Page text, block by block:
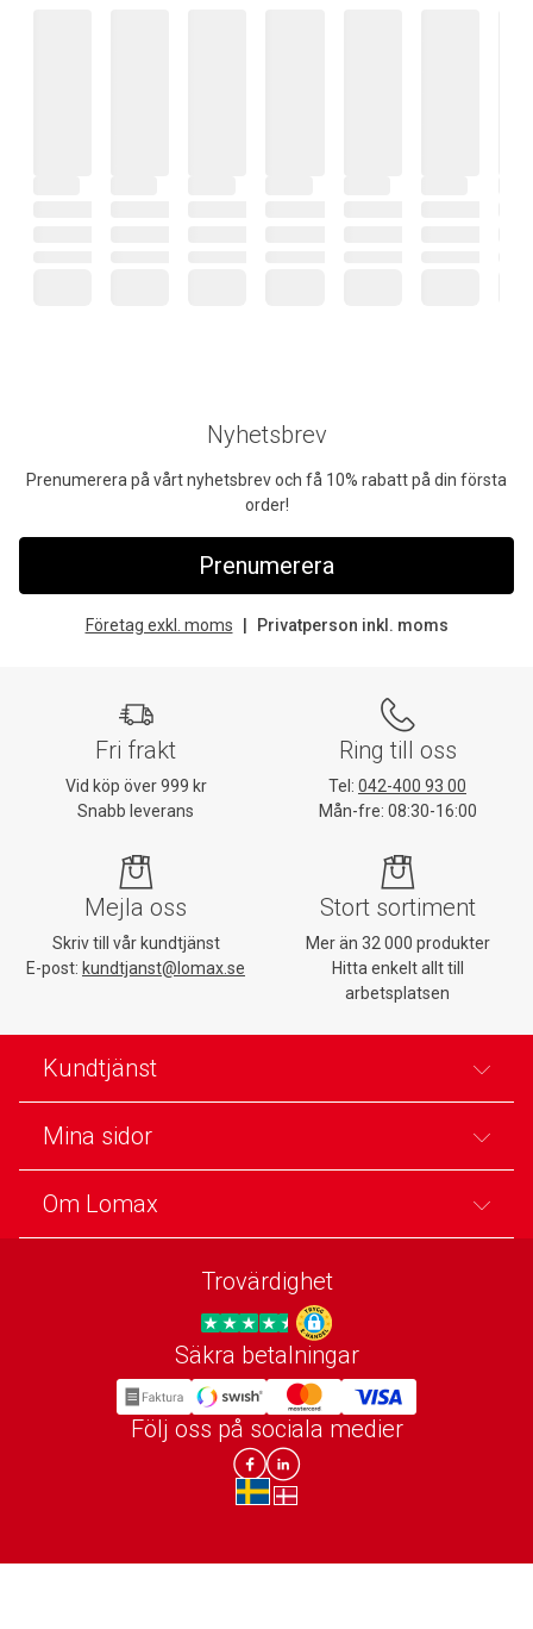
Nyhetsbrev
Prenumerera på vårt nyhetsbrev och få 10% rabatt på din första
order!
Prenumerera
Företag exkl. moms Privatperson inkl. moms
Fri frakt
Vid köp över 999 kr
Snabb leverans
Ring till oss
Tel: 042-400 93 00
Mån-fre: 08:30-16:00
Mejla oss
Skriv till vår kundtjänst
E-post: kundtjanst@lomax.se
Stort sortiment
Mer än 32 000 produkter
Hitta enkelt allt till
arbetsplatsen
Kundtjänst
Mina sidor
Om Lomax
Trovärdighet
Trygg E-handel
Säkra betalningar
Följ oss på sociala medier
Lomax DK Facebook
Lomax SE LinkIn
sv-SEda-DK